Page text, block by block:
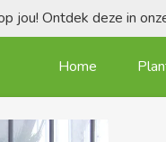
jou! Ontdek deze in
Home